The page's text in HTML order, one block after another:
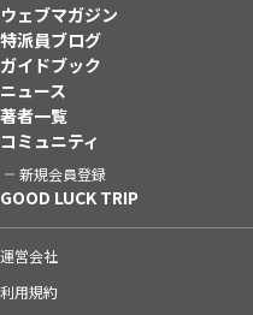
ウェブマガジン
特派員ブログ
ガイドブック
ニュース
著者一覧
コミュニティ
新規会員登録
GOOD LUCK TRIP
運営会社
利用規約